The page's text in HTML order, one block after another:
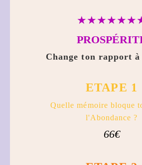
Change ton rapport
ETAPE 1
Quelle mémoire bloque
l'Abondance ?
66€